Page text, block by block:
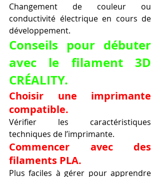
Changement de couleur ou
conductivité électrique en cours de
développement.
Conseils pour débuter
avec le filament 3D
CRÉALITY.
Choisir une imprimante
compatible.
Vérifier les caractéristiques
techniques de l’imprimante.
Commencer avec des
filaments PLA.
Plus faciles à gérer pour apprendre